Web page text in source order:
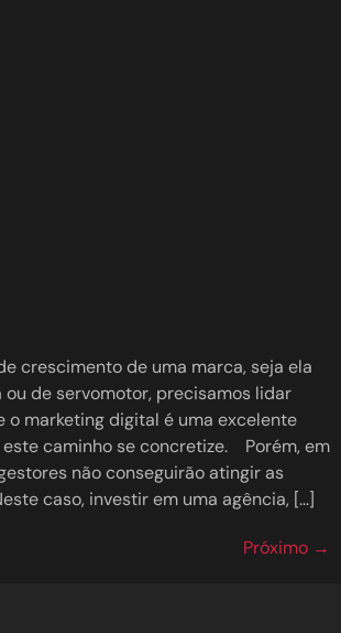
crescimento de uma marca, seja ela
de servomotor, precisamos lidar
o marketing digital é uma excelente
caminho se concretize. Porém, em
não conseguirão atingir as
caso, investir em uma agência, […]
Próximo →